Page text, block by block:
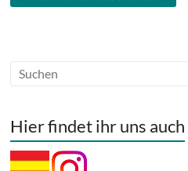
Hier findet ihr uns auch